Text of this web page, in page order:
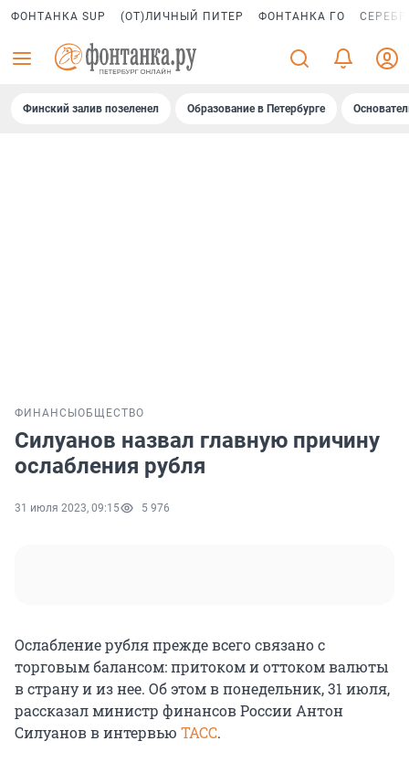
ФОНТАНКА SUP (ОТ)ЛИЧНЫЙ ПИТЕР ФОНТАНКА ГО
Финский залив позеленел Образование в Петербурге
ФИНАНСЫ ОБЩЕСТВО
Силуанов назвал главную причину
ослабления рубля
31 июля 2023, 09:15 5 976
Ослабление рубля прежде всего связано с
торговым балансом: притоком и оттоком валюты
в страну и из нее. Об этом в понедельник, 31 июля,
рассказал министр финансов России Антон
Силуанов в интервью ТАСС.